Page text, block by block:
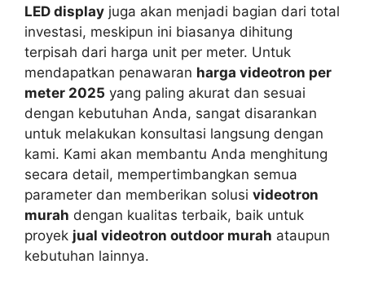
LED display juga akan menjadi bagian dari total
investasi, meskipun ini biasanya dihitung
terpisah dari harga unit per meter. Untuk
mendapatkan penawaran harga videotron per
meter 2025 yang paling akurat dan sesuai
dengan kebutuhan Anda, sangat disarankan
untuk melakukan konsultasi langsung dengan
kami. Kami akan membantu Anda menghitung
secara detail, mempertimbangkan semua
parameter dan memberikan solusi videotron
murah dengan kualitas terbaik, baik untuk
proyek jual videotron outdoor murah ataupun
kebutuhan lainnya.